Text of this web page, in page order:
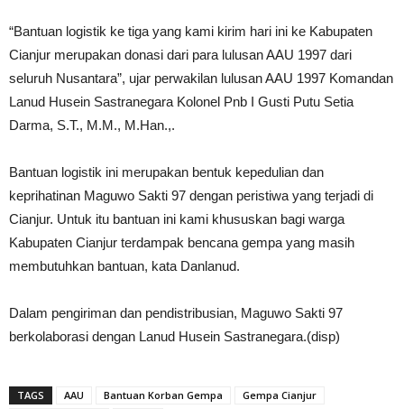
“Bantuan logistik ke tiga yang kami kirim hari ini ke Kabupaten
Cianjur merupakan donasi dari para lulusan AAU 1997 dari
seluruh Nusantara”, ujar perwakilan lulusan AAU 1997 Komandan
Lanud Husein Sastranegara Kolonel Pnb I Gusti Putu Setia
Darma, S.T., M.M., M.Han.,.
Bantuan logistik ini merupakan bentuk kepedulian dan
keprihatinan Maguwo Sakti 97 dengan peristiwa yang terjadi di
Cianjur. Untuk itu bantuan ini kami khususkan bagi warga
Kabupaten Cianjur terdampak bencana gempa yang masih
membutuhkan bantuan, kata Danlanud.
Dalam pengiriman dan pendistribusian, Maguwo Sakti 97
berkolaborasi dengan Lanud Husein Sastranegara.(disp)
TAGS AAU Bantuan Korban Gempa
Gempa Cianjur